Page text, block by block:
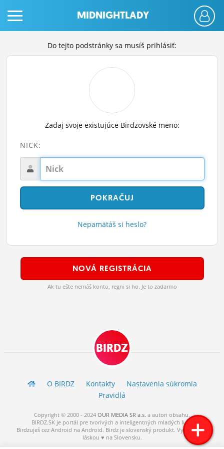
ČINŽIAK
FÓRUM
STATUSY
MÔJ PROFIL
NASTAVENIA
MIDNIGHTLADY
Do tejto podstránky sa musíš prihlásiť:
Zadaj svoje existujúce Birdzovské meno:
NICK:
Nepamätáš si heslo?
NOVÁ REGISTRÁCIA
Ak tu ešte nemáš konto, regni si ho. Je to zadarmo
BIRDZ
O BIRDZ Kontakty
Nastavenia súkromia
Pravidlá
Copyright © 2000 - 2024 OUR MEDIA SR a.s. a autori obsahu.
BIRDZ.SK je portál pre tvorivých a inteligentných mladých ľudí.
Birdzuješ cez Android na Android. Birdz je slovenský produkt. Vytvorené s
láskou ♥ na Slovensku.